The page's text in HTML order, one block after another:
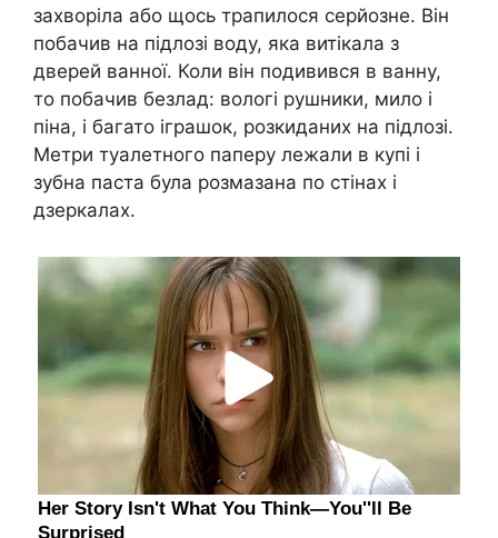
захворіла або щось трапилося серйозне. Він
побачив на підлозі воду, яка витікала з
дверей ванної. Коли він подивився в ванну,
то побачив безлад: вологі рушники, мило і
піна, і багато іграшок, розкиданих на підлозі.
Метри туалетного паперу лежали в купі і
зубна паста була розмазана по стінах і
дзеркалах.